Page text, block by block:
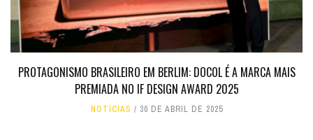
PROTAGONISMO BRASILEIRO EM BERLIM: DOCOL É A MARCA MAIS
PREMIADA NO IF DESIGN AWARD 2025
NOTÍCIAS 30 DE ABRIL DE 2025